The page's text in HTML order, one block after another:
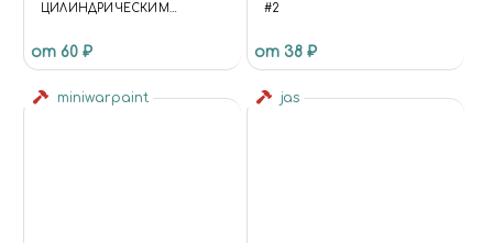
ЦИЛИНДРИЧЕСКИМ
от 60 ₽
#2
от 38 ₽
miniwarpaint jas